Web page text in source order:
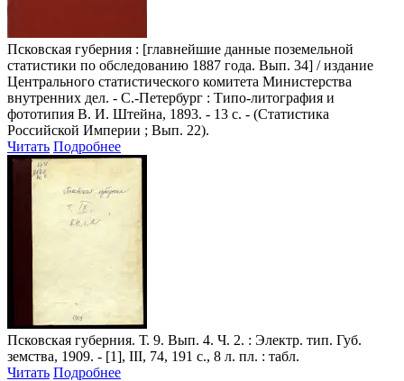
Псковская губерния : [главнейшие данные поземельной
статистики по обследованию 1887 года. Вып. 34] / издание
Центрального статистического комитета Министерства
внутренних дел. - С.-Петербург : Типо-литография и
фототипия В. И. Штейна, 1893. - 13 с. - (Статистика
Российской Империи ; Вып. 22).
Читать Подробнее
Псковская губерния. Т. 9. Вып. 4. Ч. 2. : Электр. тип. Губ.
земства, 1909. - [1], III, 74, 191 с., 8 л. пл. : табл.
Читать Подробнее